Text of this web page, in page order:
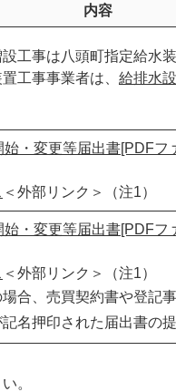
内容
工事は八頭町指定給水
工事事業者は、 給排水
始・変更等届出書[PDFフ
＜外部リンク＞ （注1）
始・変更等届出書[PDFフ
＜外部リンク＞
（注1）
合、売買契約書や登記
名押印された届出書の
。